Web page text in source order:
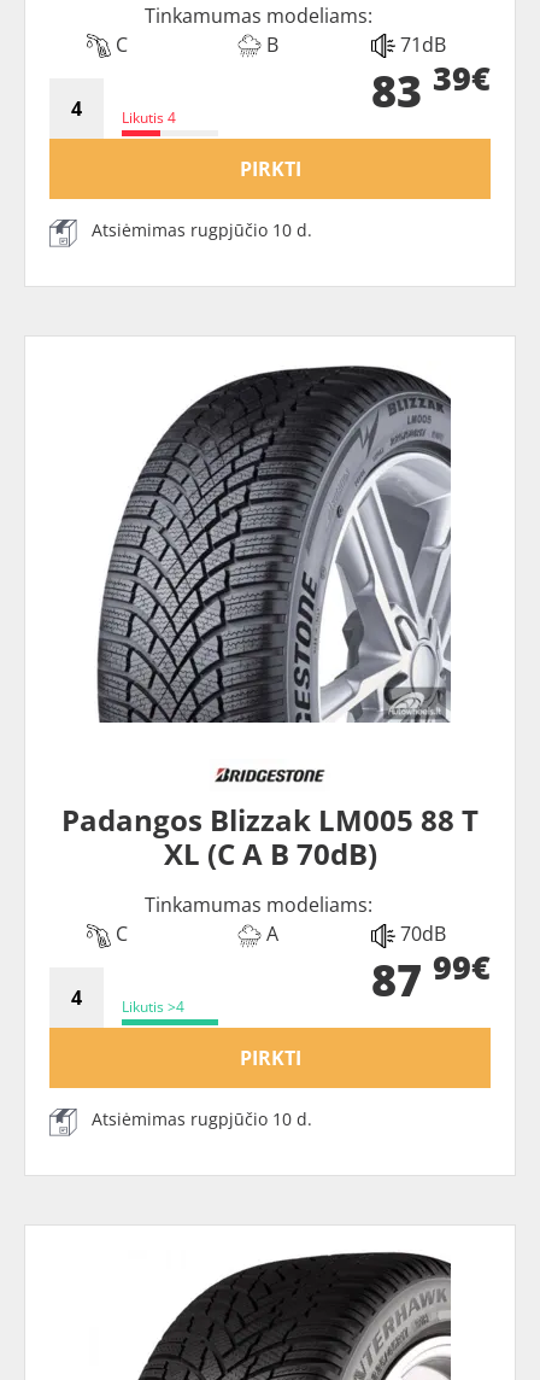
Tinkamumas modeliams:
C
B 71dB
Likutis 4 83 39€
PIRKTI
Atsiėmimas rugpjūčio 10 d.
Padangos Blizzak LM005 88 T
XL (C A B 70dB)
Tinkamumas modeliams:
C
A 70dB
Likutis >4 87 99€
PIRKTI
Atsiėmimas rugpjūčio 10 d.